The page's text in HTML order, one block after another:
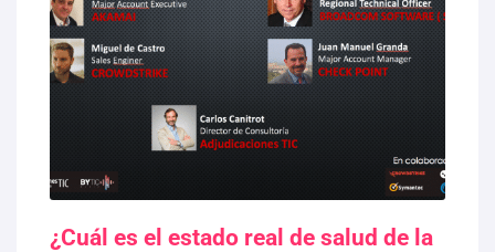
¿Cuál es el estado real de salud de la